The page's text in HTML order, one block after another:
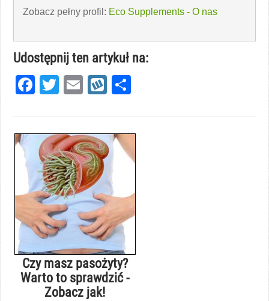
Zobacz pełny profil: Eco Supplements - O nas
Udostępnij ten artykuł na:
Facebook
Twitter
EmailWykop
Czy masz pasożyty?
Warto to sprawdzić -
Zobacz jak!